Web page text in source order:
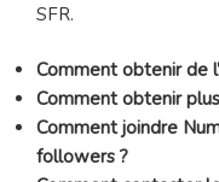
SFR.
Comment obtenir de
Comment obtenir
Comment joindre
followers ?